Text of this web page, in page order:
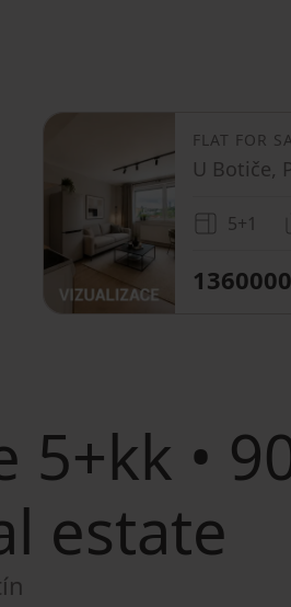
FLAT FOR
U Botiče,
5+1
5+kk •
estate